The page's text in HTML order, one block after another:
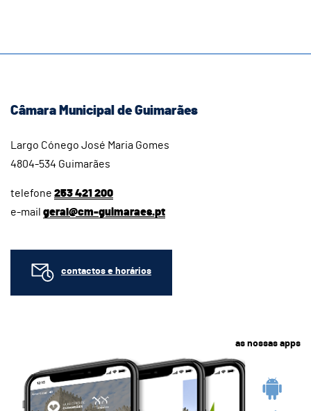
Câmara Municipal de Guimarães
Largo Cónego José Maria Gomes
4804-534 Guimarães
telefone 253 421 200
e-mail geral@cm-guimaraes.pt
contactos e horários
as nossas apps